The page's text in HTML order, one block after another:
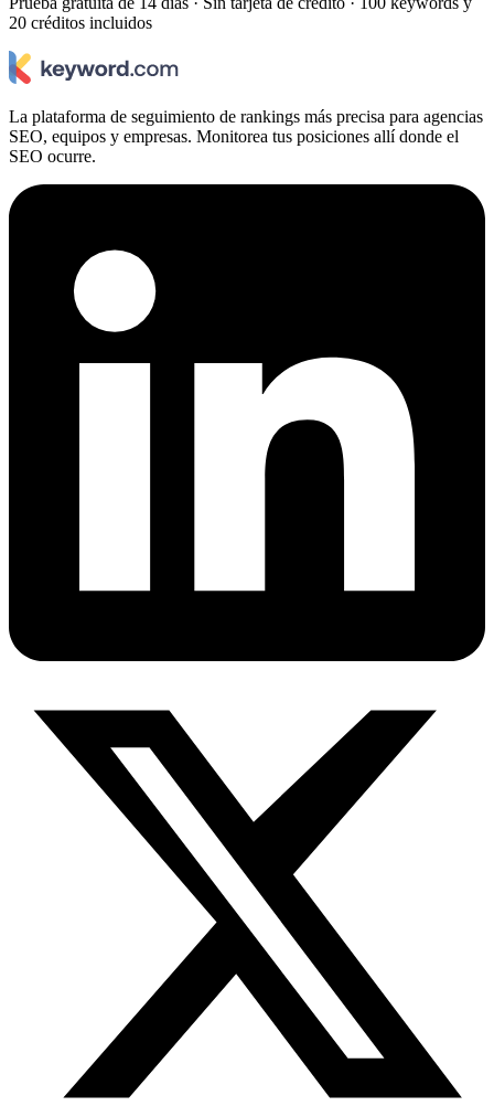
20 créditos incluidos
La plataforma de seguimiento de rankings más precisa para agencias
SEO, equipos y empresas. Monitorea tus posiciones allí donde el
SEO ocurre.